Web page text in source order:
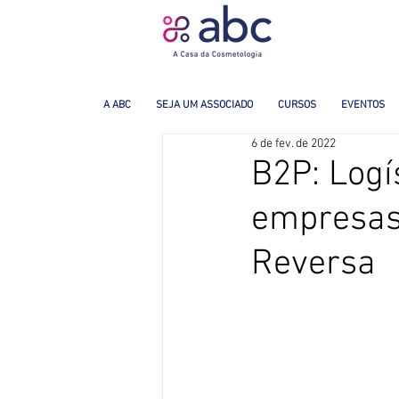
A ABC SEJA UM ASSOCIADO CURSOS EVENTOS
B2P:
Reversa
6 de fev. de 2022